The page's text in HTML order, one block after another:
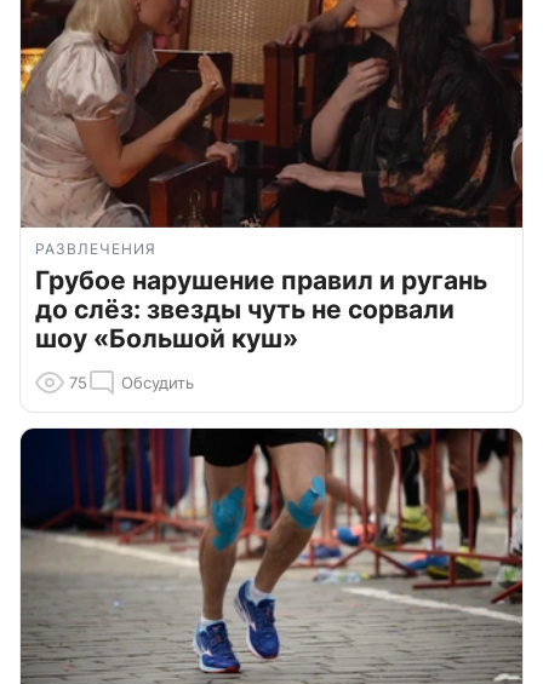
РАЗВЛЕЧЕНИЯ
Грубое нарушение правил и ругань
до слёз: звезды чуть не сорвали
шоу «Большой куш»
75 Обсудить